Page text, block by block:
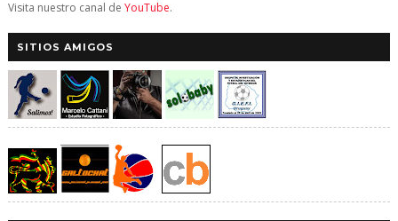
Visita nuestro canal de YouTube.
SITIOS AMIGOS